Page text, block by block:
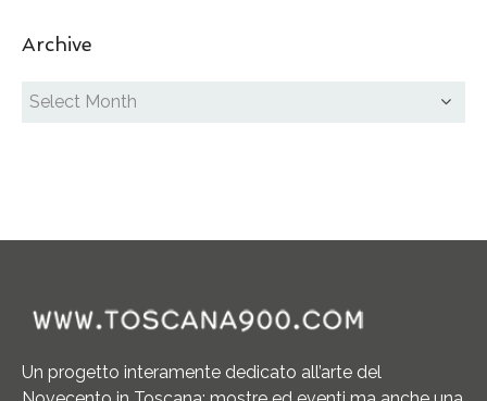
Archive
Un progetto interamente dedicato all’arte del